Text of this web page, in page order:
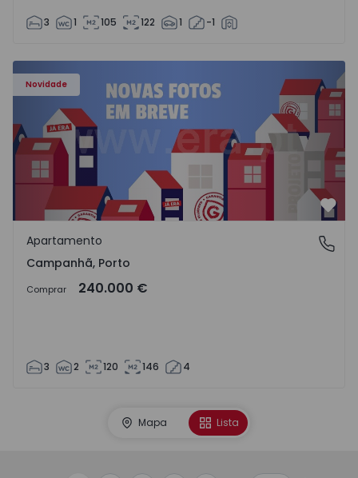
3 1 105 122 1 -1
Novidade
Apartamento T3 Porto, Campanhã - 1575504 - 1
Campanhã, Porto
Apartamento
Campanhã, Porto
Comprar 240.000 €
3 2 120 146 4
Mapa Lista